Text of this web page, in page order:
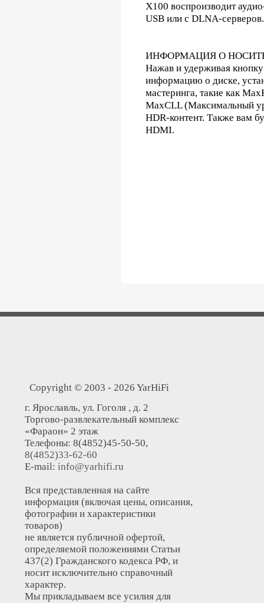
X100 воспроизводит
USB или с DLNA-серверов.
ИНФОРМАЦИЯ О
Нажав и удерживая
информацию о диске,
мастеринга, такие как
MaxCLL (Максимальный
HDR-контент. Также вам
HDMI.
Copyright © 2003 - 2026 YarHiFi
г. Ярославль, ул. Гоголя , д. 2
Торгово-развлекательный комплекс
«Фараон» 2 этаж
Телефоны: 8(4852)45-50-50,
8(4852)33-62-60
E-mail: info@yarhifi.ru
Вся представленная на сайте
информация (включая цены, описания,
фотографии и характеристики
товаров)
не является публичной офертой,
определяемой положениями Статьи
437(2) Гражданского кодекса РФ, и
носит исключительно справочный
характер.
Мы прикладываем все усилия для